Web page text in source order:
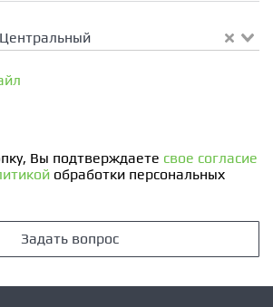
Вы подтверждаете свое согласие
обработки персональных
Задать вопрос